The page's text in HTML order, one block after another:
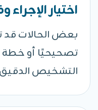
اختيار
بعض الحالات قد
تصحيحيًا أو
التشخيص